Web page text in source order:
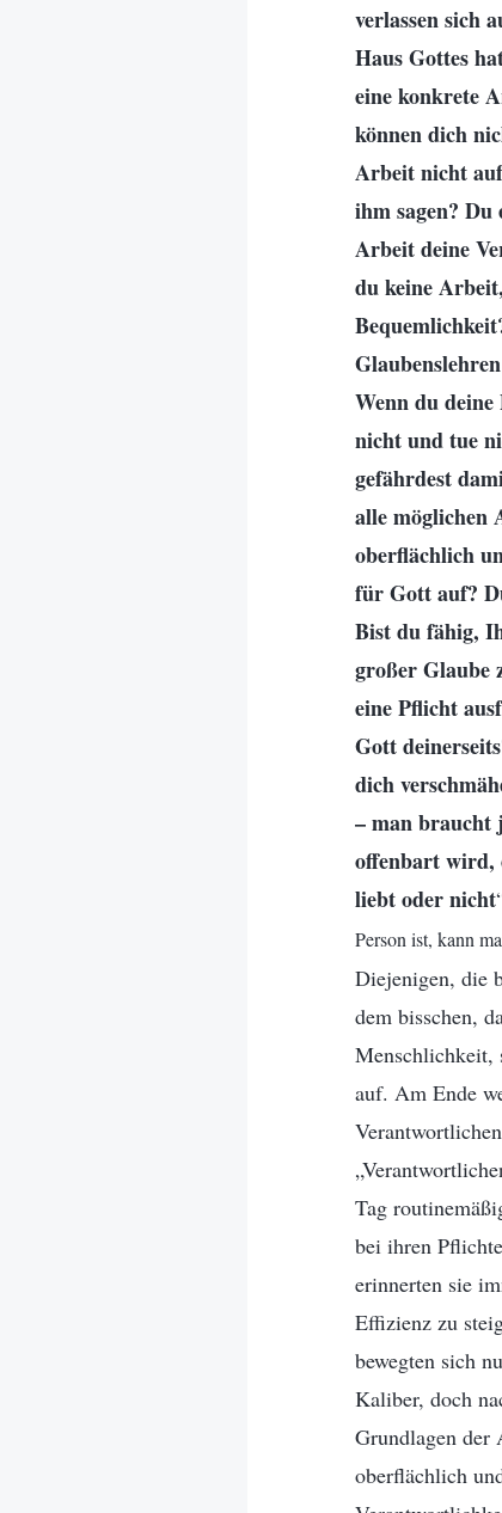
verlassen sich
Haus Gottes
eine konkrete
können dich
Arbeit nicht
ihm sagen?
Arbeit deine
du keine
Wenn du
nicht und tue
gefährdest
alle möglichen
oberflächlich
für Gott auf?
Bist du fähig,
großer Glaube
eine Pflicht
Gott
dich
– man braucht
offenbart wird,
liebt oder nicht
Person ist, kann
Diejenigen, die
dem bisschen,
Menschlichkeit,
auf. Am Ende
Tag
bei ihren
erinnerten sie
Effizienz zu
bewegten sich
Kaliber, doch
Grundlagen der
oberflächlich